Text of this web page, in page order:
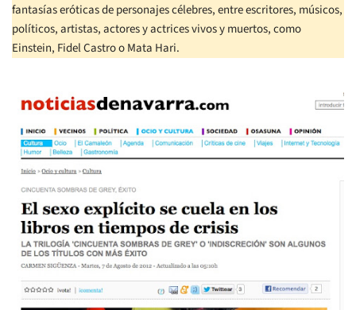
fantasías eróticas de personajes célebres, entre escritores, músicos,
políticos, artistas, actores y actrices vivos y muertos, como
Einstein, Fidel Castro o Mata Hari.